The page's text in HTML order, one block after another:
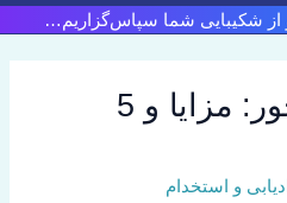
از شکیبایی شما سپاس‌گزاریم…
استخدام داده محور: مزایا و 5
و استخدام